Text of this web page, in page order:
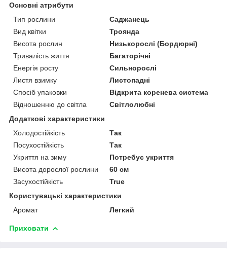
Основні атрибути
Тип рослини
Саджанець
Вид квітки
Троянда
Висота рослин
Низькорослі (Бордюрні)
Тривалість життя
Багаторічні
Енергія росту
Сильнорослі
Листя взимку
Листопадні
Спосіб упаковки
Відкрита коренева система
Відношенню до світла
Світлолюбні
Додаткові характеристики
Холодостійкість
Так
Посухостійкість
Так
Укриття на зиму
Потребує укриття
Висота дорослої рослини
60 см
Засухостійкість
True
Користувацькі характеристики
Аромат
Легкий
Приховати